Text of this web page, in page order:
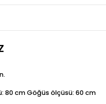
80 cm Göğüs ölçüsü: 60 cm